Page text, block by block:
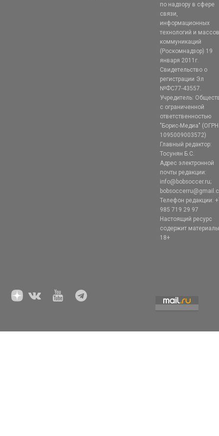
по надзору в сфере
связи,
информационных
технологий и
коммуникаций
(Роскомнадзор) 19
января 2011г.
Свидетельство о
регистрации Эл
№ФС77-43557.
Учредитель:
с ограниченной
ответственностью
"Борис-Медиа" (ОГРН
1095009003572)
Главный редактор:
Тосунян Б.С.
Адрес электронной
почты редакции:
info@bobsoccer.ru;
Телефон редакции:
985 719 29 97
Настоящий ресурс
содержит
18+